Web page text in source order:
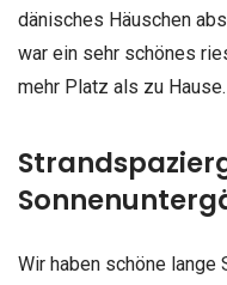
dänisches Häuschen
war ein sehr schönes
mehr Platz als zu
Wir haben schöne lange